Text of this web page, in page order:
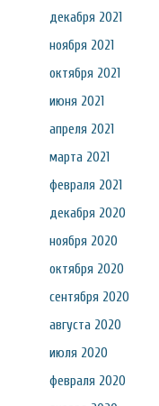
декабря 2021
ноября 2021
октября 2021
июня 2021
апреля 2021
марта 2021
февраля 2021
декабря 2020
ноября 2020
октября 2020
сентября 2020
августа 2020
июля 2020
февраля 2020